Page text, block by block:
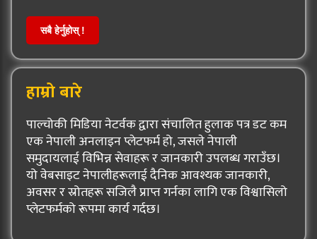
सबै हेर्नुहोस् !
हाम्रो बारे
पाल्चोकी मिडिया नेटर्वक द्वारा संचालित हुलाक पत्र डट कम
एक नेपाली अनलाइन प्लेटफर्म हो, जसले नेपाली
समुदायलाई विभिन्न सेवाहरू र जानकारी उपलब्ध गराउँछ।
यो वेबसाइट नेपालीहरूलाई दैनिक आवश्यक जानकारी,
अवसर र स्रोतहरू सजिलै प्राप्त गर्नका लागि एक विश्वासिलो
प्लेटफर्मको रूपमा कार्य गर्दछ।